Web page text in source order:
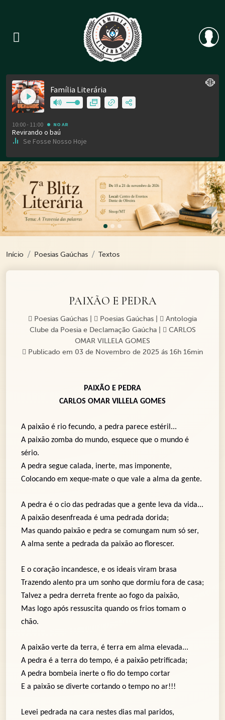
Previous
Início Poesias Gaúchas Textos
PAIXÃO E PEDRA
Poesias Gaúchas Poesias Gaúchas
Antologia
Clube da Poesia e Declamação Gaúcha|
CARLOS
OMAR VILLELA GOMES
Publicado em 03 de Novembro de 2025 ás 16h 16min
PAIXÃO E PEDRA
CARLOS OMAR VILLELA GOMES
A paixão é rio fecundo, a pedra parece estéril...
A paixão zomba do mundo, esquece que o mundo é
sério.
A pedra segue calada, inerte, mas imponente,
Colocando em xeque-mate o que vale a alma da gente.
A pedra é o cio das pedradas que a gente leva da vida...
A paixão desenfreada é uma pedrada dorida;
Mas quando paixão e pedra se comungam num só ser,
A alma sente a pedrada da paixão ao florescer.
E o coração incandesce, e os ideais viram brasa
Trazendo alento pra um sonho que dormiu fora de casa;
Talvez a pedra derreta frente ao fogo da paixão,
Mas logo após ressuscita quando os frios tomam o
chão.
A paixão verte da terra, é terra em alma elevada...
A pedra é a terra do tempo, é a paixão petrificada;
A pedra bombeia inerte o fio do tempo cortar
E a paixão se diverte cortando o tempo no ar!!!
Levei pedrada na cara nestes dias mal paridos,